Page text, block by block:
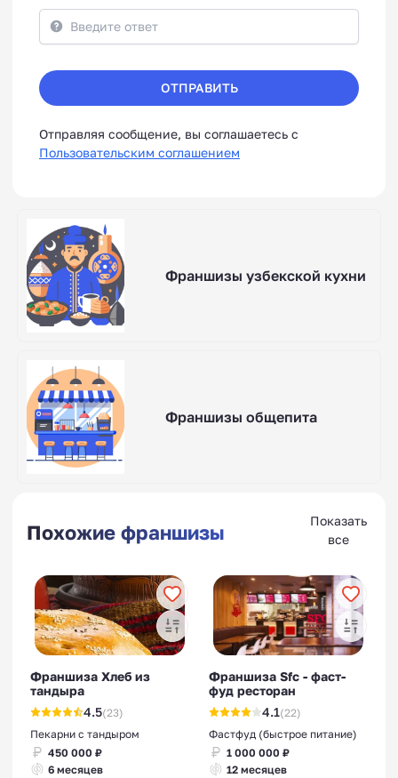
ОТПРАВИТЬ
Отправляя сообщение, вы соглашаетесь с
Пользовательским соглашением
Франшизы узбекской кухни
Франшизы общепита
Похожие франшизы
Показать
все
Франшиза Хлеб из
тандыра
4.5(23)
Пекарни с тандыром
450 000 ₽
6 месяцев
Франшиза Sfc - фаст-
фуд ресторан
4.1(22)
Фастфуд (быстрое питание)
1 000 000 ₽
12 месяцев